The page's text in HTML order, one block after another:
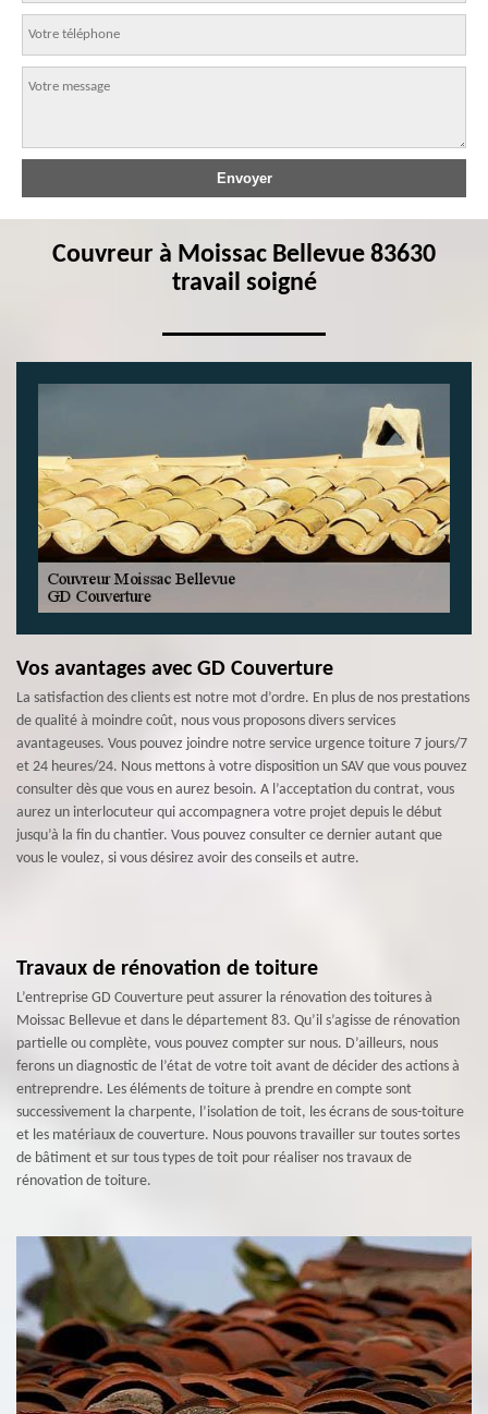
Couvreur à Moissac Bellevue 83630
travail soigné
Vos avantages avec GD Couverture
La satisfaction des clients est notre mot d’ordre. En plus de nos prestations
de qualité à moindre coût, nous vous proposons divers services
avantageuses. Vous pouvez joindre notre service urgence toiture 7 jours/7
et 24 heures/24. Nous mettons à votre disposition un SAV que vous pouvez
consulter dès que vous en aurez besoin. A l’acceptation du contrat, vous
aurez un interlocuteur qui accompagnera votre projet depuis le début
jusqu’à la fin du chantier. Vous pouvez consulter ce dernier autant que
vous le voulez, si vous désirez avoir des conseils et autre.
Travaux de rénovation de toiture
L’entreprise GD Couverture peut assurer la rénovation des toitures à
Moissac Bellevue et dans le département 83. Qu’il s’agisse de rénovation
partielle ou complète, vous pouvez compter sur nous. D’ailleurs, nous
ferons un diagnostic de l’état de votre toit avant de décider des actions à
entreprendre. Les éléments de toiture à prendre en compte sont
successivement la charpente, l’isolation de toit, les écrans de sous-toiture
et les matériaux de couverture. Nous pouvons travailler sur toutes sortes
de bâtiment et sur tous types de toit pour réaliser nos travaux de
rénovation de toiture.